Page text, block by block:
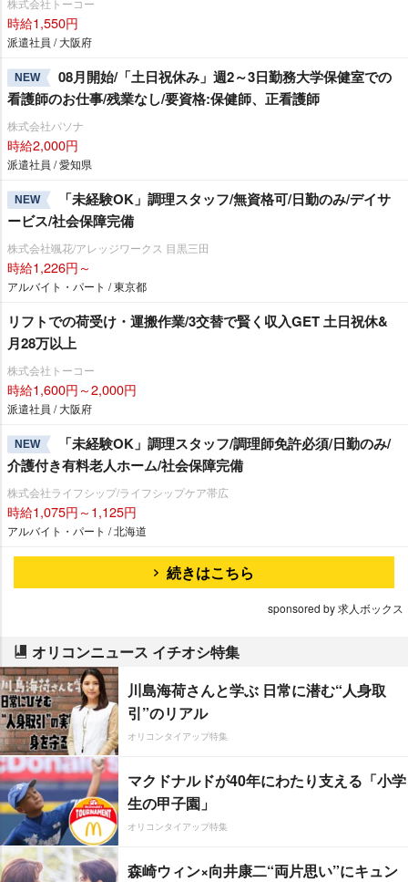
時給1,550円
派遣社員 / 大阪府
NEW
08月開始/「土日祝休み」週2～3日勤務大学保健室での
看護師のお仕事/残業なし/要資格:保健師、正看護師
株式会社パソナ
時給2,000円
派遣社員 / 愛知県
NEW
「未経験OK」調理スタッフ/無資格可/日勤のみ/デイサ
ービス/社会保障完備
株式会社颯花/アレッジワークス 目黒三田
時給1,226円～
アルバイト・パート / 東京都
リフトでの荷受け・運搬作業/3交替で賢く収入GET 土日祝休&
月28万以上
株式会社トーコー
時給1,600円～2,000円
派遣社員 / 大阪府
NEW
「未経験OK」調理スタッフ/調理師免許必須/日勤のみ/
介護付き有料老人ホーム/社会保障完備
株式会社ライフシップ/ライフシップケア帯広
時給1,075円～1,125円
アルバイト・パート / 北海道
続きはこちら
sponsored by 求人ボックス
オリコンニュース イチオシ特集
川島海荷さんと学ぶ 日常に潜む“人身取
引”のリアル
オリコンタイアップ特集
マクドナルドが40年にわたり支える「小学
生の甲子園」
オリコンタイアップ特集
森崎ウィン×向井康二“両片思い”にキュン